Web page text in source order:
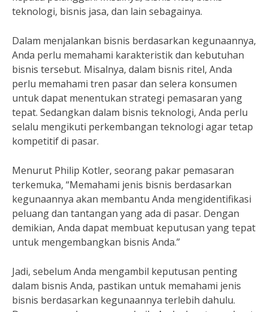
teknologi, bisnis jasa, dan lain sebagainya.
Dalam menjalankan bisnis berdasarkan kegunaannya,
Anda perlu memahami karakteristik dan kebutuhan
bisnis tersebut. Misalnya, dalam bisnis ritel, Anda
perlu memahami tren pasar dan selera konsumen
untuk dapat menentukan strategi pemasaran yang
tepat. Sedangkan dalam bisnis teknologi, Anda perlu
selalu mengikuti perkembangan teknologi agar tetap
kompetitif di pasar.
Menurut Philip Kotler, seorang pakar pemasaran
terkemuka, “Memahami jenis bisnis berdasarkan
kegunaannya akan membantu Anda mengidentifikasi
peluang dan tantangan yang ada di pasar. Dengan
demikian, Anda dapat membuat keputusan yang tepat
untuk mengembangkan bisnis Anda.”
Jadi, sebelum Anda mengambil keputusan penting
dalam bisnis Anda, pastikan untuk memahami jenis
bisnis berdasarkan kegunaannya terlebih dahulu.